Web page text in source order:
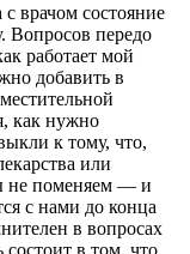
с врачом состояние
Вопросов передо
работает мой
добавить в
как нужно
к тому, что,
или
не поменяем — и
с нами до конца
в вопросах
состоит в том, что